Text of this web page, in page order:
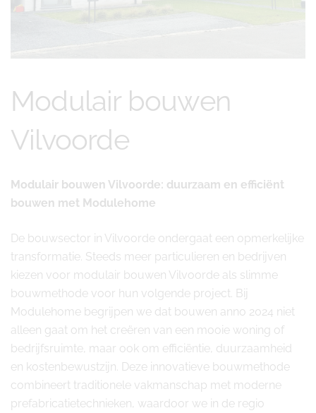
Modulair bouwen
Vilvoorde
Modulair bouwen Vilvoorde: duurzaam en efficiënt
bouwen met Modulehome
De bouwsector in Vilvoorde ondergaat een opmerkelijke
transformatie. Steeds meer particulieren en bedrijven
kiezen voor modulair bouwen Vilvoorde als slimme
bouwmethode voor hun volgende project. Bij
Modulehome begrijpen we dat bouwen anno 2024 niet
alleen gaat om het creëren van een mooie woning of
bedrijfsruimte, maar ook om efficiëntie, duurzaamheid
en kostenbewustzijn. Deze innovatieve bouwmethode
combineert traditionele vakmanschap met moderne
prefabricatietechnieken, waardoor we in de regio